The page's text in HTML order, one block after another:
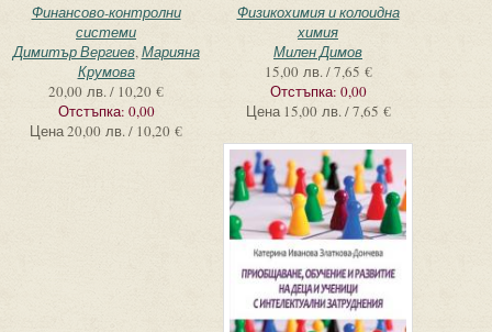
Финансово-контролни
системи
Димитър Вергиев, Марияна
Крумова
20,00 лв. / 10,20 €
Отстъпка: 0,00
Цена20,00 лв. / 10,20 €
Физикохимия и колоидна
химия
Милен Димов
15,00 лв. / 7,65 €
Отстъпка: 0,00
Цена 15,00 лв. / 7,65 €